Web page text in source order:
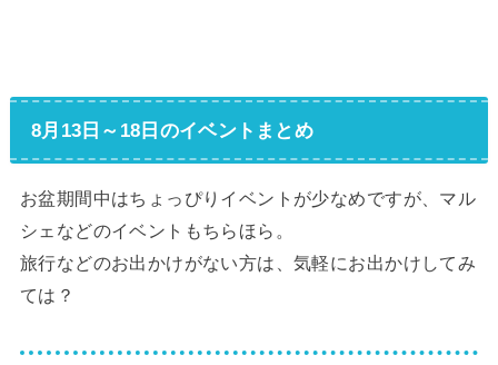
8月13日～18日のイベントまとめ
お盆期間中はちょっぴりイベントが少なめですが、マル
シェなどのイベントもちらほら。
旅行などのお出かけがない方は、気軽にお出かけしてみ
ては？